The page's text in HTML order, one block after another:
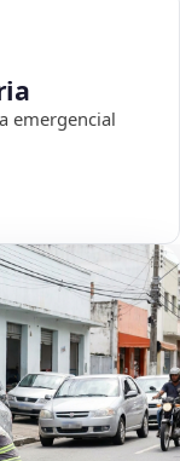
emergencial